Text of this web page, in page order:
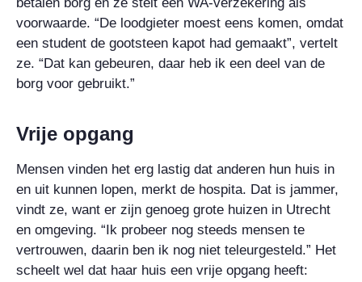
betalen borg en ze stelt een WA-verzekering als
voorwaarde. “De loodgieter moest eens komen, omdat
een student de gootsteen kapot had gemaakt”, vertelt
ze. “Dat kan gebeuren, daar heb ik een deel van de
borg voor gebruikt.”
Vrije opgang
Mensen vinden het erg lastig dat anderen hun huis in
en uit kunnen lopen, merkt de hospita. Dat is jammer,
vindt ze, want er zijn genoeg grote huizen in Utrecht
en omgeving. “Ik probeer nog steeds mensen te
vertrouwen, daarin ben ik nog niet teleurgesteld.” Het
scheelt wel dat haar huis een vrije opgang heeft: